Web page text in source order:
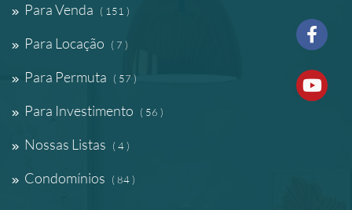
Para Venda ( 151 )
Para Locação ( 7 )
Para Permuta ( 57 )
Para Investimento ( 56 )
Nossas Listas ( 4 )
Condomínios ( 84 )